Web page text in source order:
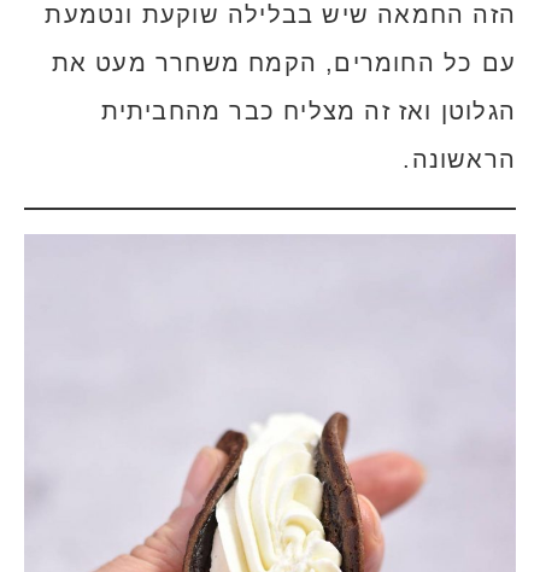
הזה החמאה שיש בבלילה שוקעת ונטמעת
עם כל החומרים, הקמח משחרר מעט את
הגלוטן ואז זה מצליח כבר מהחביתית
הראשונה.